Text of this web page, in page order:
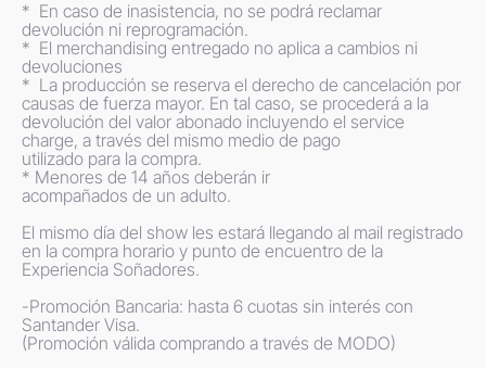
*⁠  ⁠En caso de inasistencia, no se podrá reclamar
devolución ni reprogramación.
* ⁠ El merchandising entregado no aplica a cambios ni
devoluciones
*  La producción se reserva el derecho de cancelación por
causas de fuerza mayor. En tal caso, se procederá a la
devolución del valor abonado incluyendo el service
charge, a través del mismo medio de pago
utilizado para la compra.
* Menores de 14 años deberán ir
acompañados de un adulto.
El mismo día del show les estará llegando al mail registrado
en la compra horario y punto de encuentro de la
Experiencia Soñadores.
-Promoción Bancaria: hasta 6 cuotas sin interés con
Santander Visa.
(Promoción válida comprando a través de MODO)